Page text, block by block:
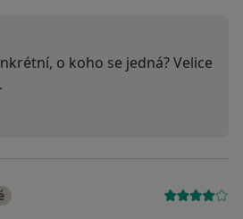
o koho se jedná? Velice